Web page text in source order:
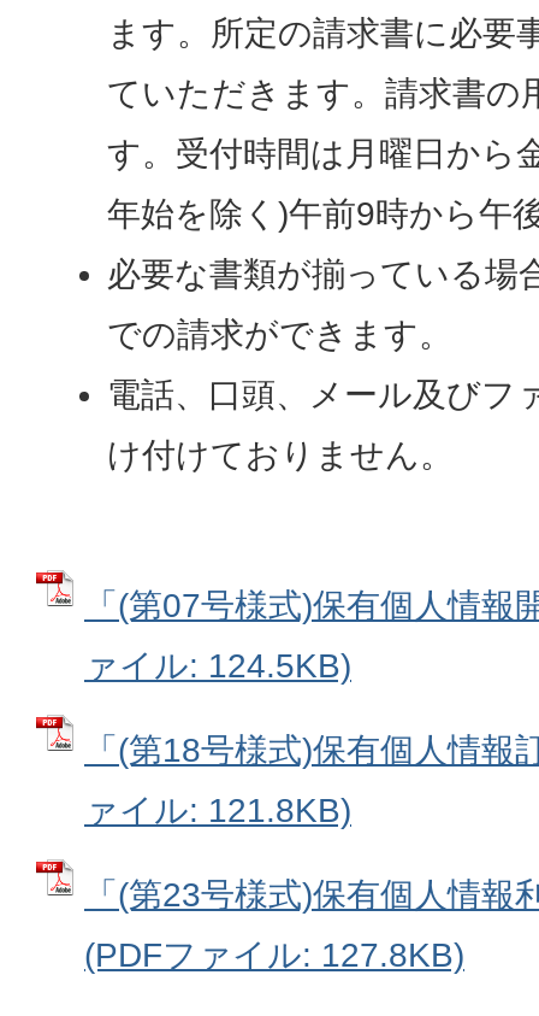
ます。所定の請求書に必要
ていただきます。請求書の
す。受付時間は月曜日から
年始を除く)午前9時から午
必要な書類が揃っている場
での請求ができます。
電話、口頭、メール及びフ
け付けておりません。
「(第07号様式)保有個人情報
ァイル: 124.5KB)
「(第18号様式)保有個人情報
ァイル: 121.8KB)
「(第23号様式)保有個人情報
(PDFファイル: 127.8KB)